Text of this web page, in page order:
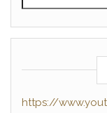
https://